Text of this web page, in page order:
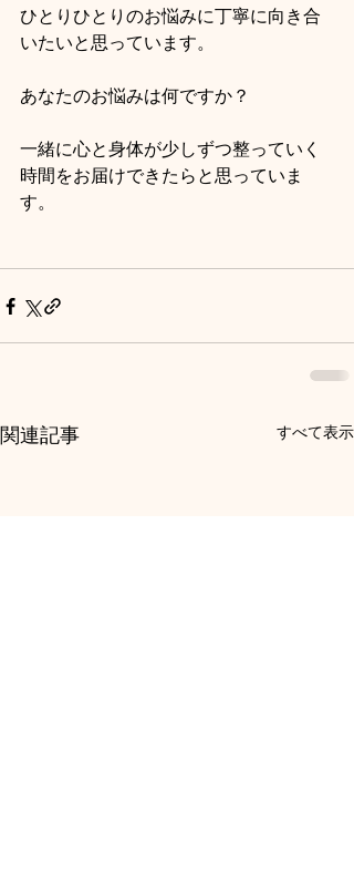
ひとりひとりのお悩みに丁寧に向き合
いたいと思っています。
あなたのお悩みは何ですか？
一緒に心と身体が少しずつ整っていく
時間をお届けできたらと思っていま
す。
関連記事 すべて表示